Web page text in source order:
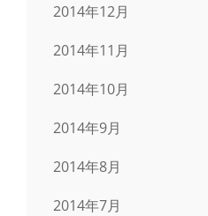
2014年12月
2014年11月
2014年10月
2014年9月
2014年8月
2014年7月